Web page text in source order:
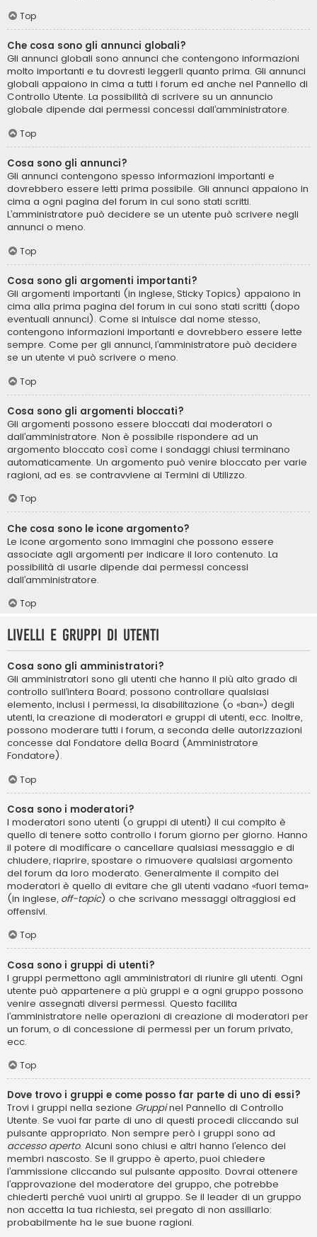
Top
Che cosa sono gli annunci globali?
Gli annunci globali sono annunci che contengono informazioni
molto importanti e tu dovresti leggerli quanto prima. Gli annunci
globali appaiono in cima a tutti i forum ed anche nel Pannello di
Controllo Utente. La possibilità di scrivere su un annuncio
globale dipende dai permessi concessi dall’amministratore.
Top
Cosa sono gli annunci?
Gli annunci contengono spesso informazioni importanti e
dovrebbero essere letti prima possibile. Gli annunci appaiono in
cima a ogni pagina del forum in cui sono stati scritti.
L’amministratore può decidere se un utente può scrivere negli
annunci o meno.
Top
Cosa sono gli argomenti importanti?
Gli argomenti importanti (in inglese, Sticky Topics) appaiono in
cima alla prima pagina del forum in cui sono stati scritti (dopo
eventuali annunci). Come si intuisce dal nome stesso,
contengono informazioni importanti e dovrebbero essere lette
sempre. Come per gli annunci, l’amministratore può decidere
se un utente vi può scrivere o meno.
Top
Cosa sono gli argomenti bloccati?
Gli argomenti possono essere bloccati dai moderatori o
dall’amministratore. Non è possibile rispondere ad un
argomento bloccato così come i sondaggi chiusi terminano
automaticamente. Un argomento può venire bloccato per varie
ragioni, ad es. se contravviene ai Termini di Utilizzo.
Top
Che cosa sono le icone argomento?
Le icone argomento sono immagini che possono essere
associate agli argomenti per indicare il loro contenuto. La
possibilità di usarle dipende dai permessi concessi
dall’amministratore.
Top
Livelli e gruppi di utenti
Cosa sono gli amministratori?
Gli amministratori sono gli utenti che hanno il più alto grado di
controllo sull’intera Board; possono controllare qualsiasi
elemento, inclusi i permessi, la disabilitazione (o «ban») degli
utenti, la creazione di moderatori e gruppi di utenti, ecc. Inoltre,
possono moderare tutti i forum, a seconda delle autorizzazioni
concesse dal Fondatore della Board (Amministratore
Fondatore).
Top
Cosa sono i moderatori?
I moderatori sono utenti (o gruppi di utenti) il cui compito è
quello di tenere sotto controllo i forum giorno per giorno. Hanno
il potere di modificare o cancellare qualsiasi messaggio e di
chiudere, riaprire, spostare o rimuovere qualsiasi argomento
del forum da loro moderato. Generalmente il compito dei
moderatori è quello di evitare che gli utenti vadano «fuori tema»
(in inglese, off-topic) o che scrivano messaggi oltraggiosi ed
offensivi.
Top
Cosa sono i gruppi di utenti?
I gruppi permettono agli amministratori di riunire gli utenti. Ogni
utente può appartenere a più gruppi e a ogni gruppo possono
venire assegnati diversi permessi. Questo facilita
l’amministratore nelle operazioni di creazione di moderatori per
un forum, o di concessione di permessi per un forum privato,
ecc.
Top
Dove trovo i gruppi e come posso far parte di uno di essi?
Trovi i gruppi nella sezione Gruppinel Pannello di Controllo
Utente. Se vuoi far parte di uno di questi procedi cliccando sul
pulsante appropriato. Non sempre però i gruppi sono ad
accesso aperto. Alcuni sono chiusi e altri hanno l’elenco dei
membri nascosto. Se il gruppo è aperto, puoi chiedere
l’ammissione cliccando sul pulsante apposito. Dovrai ottenere
l’approvazione del moderatore del gruppo, che potrebbe
chiederti perché vuoi unirti al gruppo. Se il leader di un gruppo
non accetta la tua richiesta, sei pregato di non assillarlo:
probabilmente ha le sue buone ragioni.